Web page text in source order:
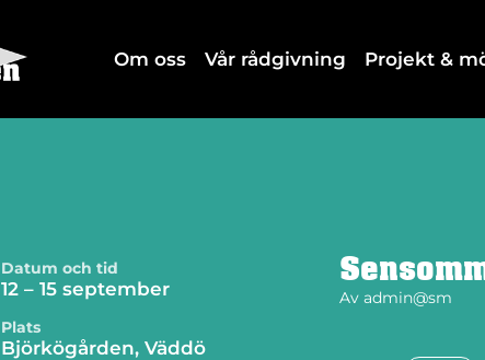
Om oss Vår rådgivning Projekt &
Datum och tid
12 – 15 september
Plats
Björkögården, Väddö
Av admin@sm